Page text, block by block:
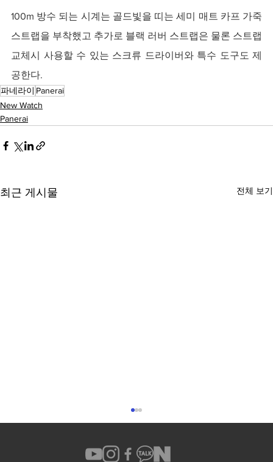
100m 방수 되는 시계는 골드빛을 띠는 세미 매트 카프 가죽
스트랩을 부착했고 추가로 블랙 러버 스트랩은 물론 스트랩
교체시 사용할 수 있는 스크류 드라이버와 특수 도구도 제
공한다.
파네라이 Panerai
New Watch
Panerai
최근 게시물 전체 보기